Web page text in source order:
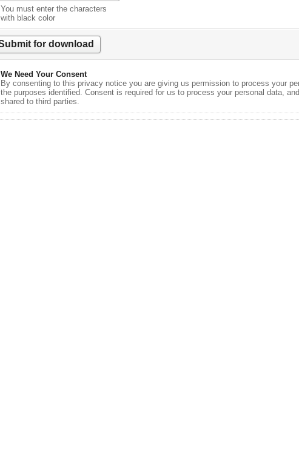
You must enter the characters
with black color
We Need Your Consent
By consenting to this privacy notice you are giving us permission to process your
the purposes identified. Consent is required for us to process your personal data,
shared to third parties.